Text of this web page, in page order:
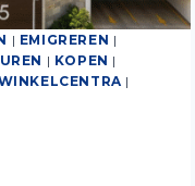
| EMIGREREN |
| KOPEN |
|